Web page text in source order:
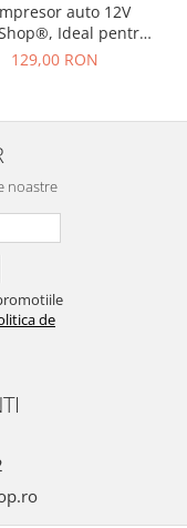
auto 12V
Ideal pentru
tuturor tipurilor
cu afisaj led,
furtun de aer 47 cm
129,00 RON
noastre
de